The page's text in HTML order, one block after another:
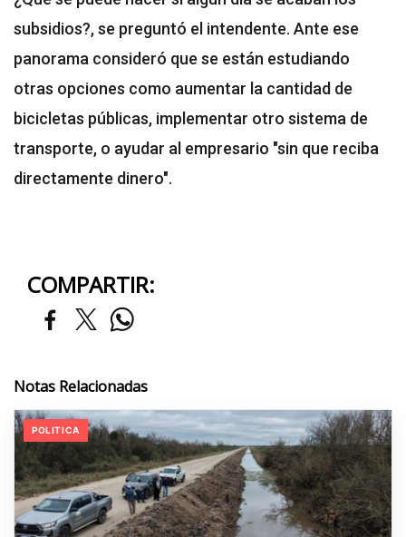
subsidios?, se preguntó el intendente. Ante ese
panorama consideró que se están estudiando
otras opciones como aumentar la cantidad de
bicicletas públicas, implementar otro sistema de
transporte, o ayudar al empresario "sin que reciba
directamente dinero".
COMPARTIR:
Notas Relacionadas
POLITICA